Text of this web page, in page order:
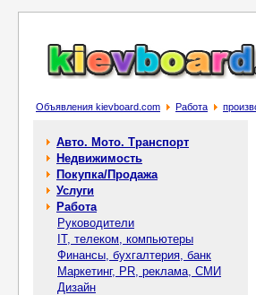
Объявления kievboard.com Работа
Авто. Мото. Транспорт
Недвижимость
Покупка/Продажа
Услуги
Работа
Руководители
IT, телеком, компьютеры
Финансы, бухгалтерия, банк
Маркетинг, PR, реклама, СМИ
Дизайн